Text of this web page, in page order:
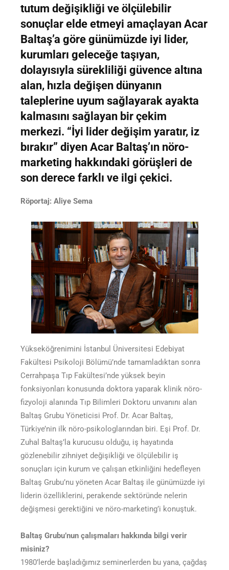
tutum değişikliği ve ölçülebilir
sonuçlar elde etmeyi amaçlayan Acar
Baltaş’a göre günümüzde iyi lider,
kurumları geleceğe taşıyan,
dolayısıyla sürekliliği güvence altına
alan, hızla değişen dünyanın
taleplerine uyum sağlayarak ayakta
kalmasını sağlayan bir çekim
merkezi. “İyi lider değişim yaratır, iz
bırakır” diyen Acar Baltaş’ın nöro-
marketing hakkındaki görüşleri de
son derece farklı ve ilgi çekici.
Röportaj: Aliye Sema
Yükseköğrenimini İstanbul Üniversitesi Edebiyat
Fakültesi Psikoloji Bölümü’nde tamamladıktan sonra
Cerrahpaşa Tıp Fakültesi’nde yüksek beyin
fonksiyonları konusunda doktora yaparak klinik nöro-
fizyoloji alanında Tıp Bilimleri Doktoru unvanını alan
Baltaş Grubu Yöneticisi Prof. Dr. Acar Baltaş,
Türkiye’nin ilk nöro-psikologlarından biri. Eşi Prof. Dr.
Zuhal Baltaş’la kurucusu olduğu, iş hayatında
gözlenebilir zihniyet değişikliği ve ölçülebilir iş
sonuçları için kurum ve çalışan etkinliğini hedefleyen
Baltaş Grubu’nu yöneten Acar Baltaş ile günümüzde iyi
liderin özelliklerini, perakende sektöründe nelerin
değişmesi gerektiğini ve nöro-marketing’i konuştuk.
Baltaş Grubu’nun çalışmaları hakkında bilgi verir
misiniz?
1980’lerde başladığımız seminerlerden bu yana, çağdaş